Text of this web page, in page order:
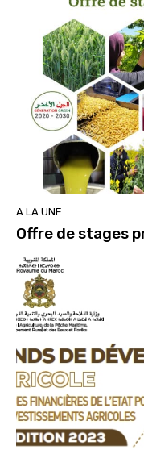
A LA UNE
Offre de stages